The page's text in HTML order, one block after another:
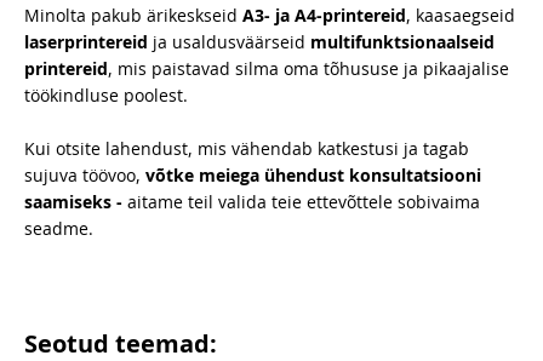
Minolta pakub ärikeskseid A3- ja A4-printereid, kaasaegseid
laserprintereid ja usaldusväärseid multifunktsionaalseid
printereid, mis paistavad silma oma tõhususe ja pikaajalise
töökindluse poolest.
Kui otsite lahendust, mis vähendab katkestusi ja tagab
sujuva töövoo, võtke meiega ühendust konsultatsiooni
saamiseks - aitame teil valida teie ettevõttele sobivaima
seadme.
Seotud teemad: